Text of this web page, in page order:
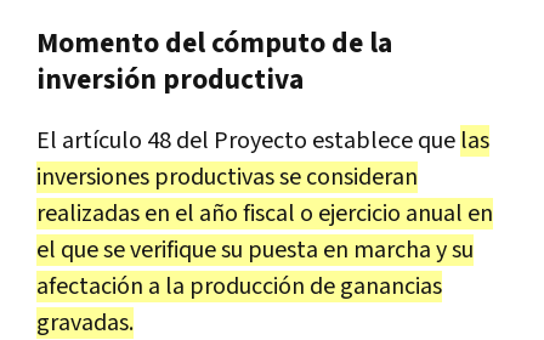
Momento del cómputo de la
inversión productiva
El artículo 48 del Proyecto establece que las
inversiones productivas se consideran
realizadas en el año fiscal o ejercicio anual en
el que se verifique su puesta en marcha y su
afectación a la producción de ganancias
gravadas.